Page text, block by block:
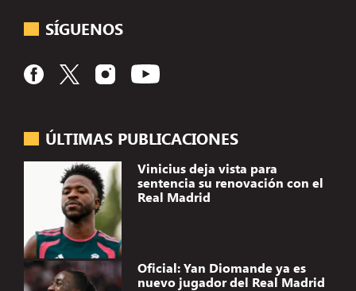
ÚLTIMAS PUBLICACIONES
Vinicius deja vista para
sentencia su renovación con el
Real Madrid
Oficial: Yan Diomande ya es
nuevo jugador del Real Madrid
SÍGUENOS